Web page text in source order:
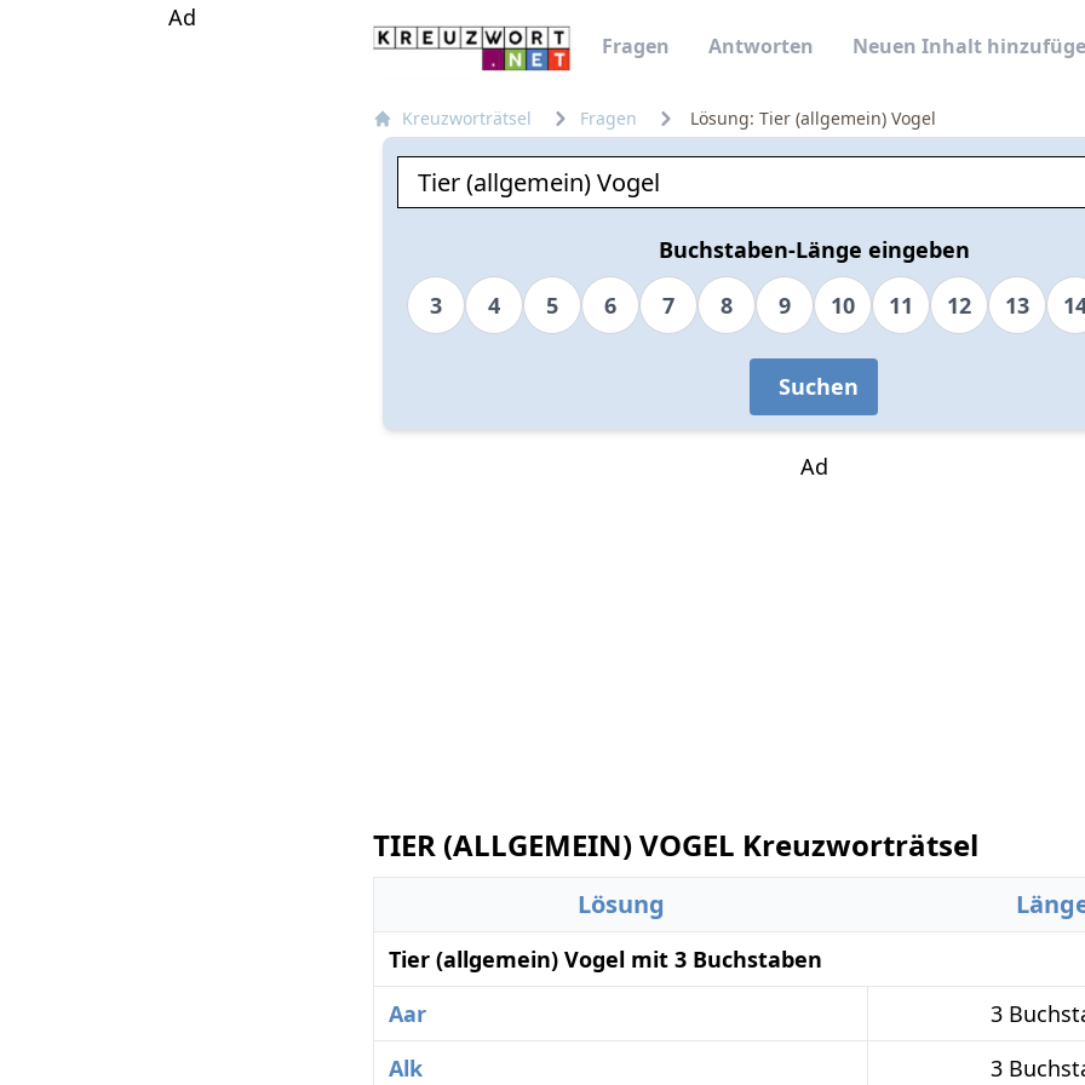
Fragen Antworten Neuen Inhalt
Ad
Kreuzworträtsel Fragen Lösung: Tier (allgemein) Vogel
Buchstaben-Länge eingeben
3
4 5 6 7 8 9 10 11 12 13
Suchen
Ad
TIER (ALLGEMEIN) VOGEL Kreuzworträtsel
Lösung
Tier (allgemein) Vogel mit 3 Buchstaben
Aar
3
Alk
3